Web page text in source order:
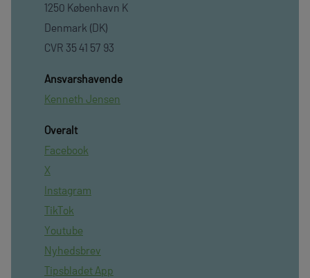
1250 København K
Denmark (DK)
CVR 35 41 57 93
Ansvarshavende
Kenneth Jensen
Overalt
Facebook
X
Instagram
TikTok
Youtube
Nyhedsbrev
Tipsbladet App